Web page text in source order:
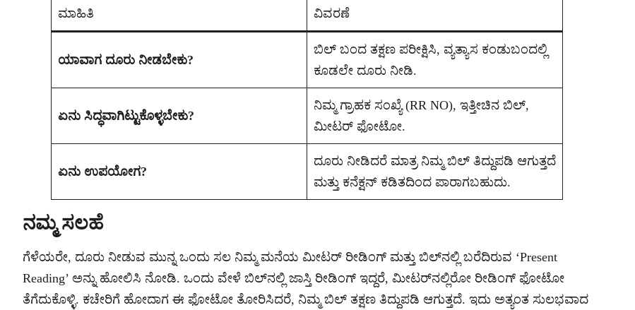
ಮಾಹಿತಿ ವಿವರಣೆ
ಯಾವಾಗ ದೂರು ನೀಡಬೇಕು?
ಬಿಲ್ ಬಂದ ತಕ್ಷಣ ಪರೀಕ್ಷಿಸಿ, ವ್ಯತ್ಯಾಸ ಕಂಡುಬಂದಲ್ಲಿ
ಕೂಡಲೇ ದೂರು ನೀಡಿ.
ಏನು ಸಿದ್ಧವಾಗಿಟ್ಟುಕೊಳ್ಳಬೇಕು?
ನಿಮ್ಮ ಗ್ರಾಹಕ ಸಂಖ್ಯೆ (RR NO), ಇತ್ತೀಚಿನ ಬಿಲ್,
ಮೀಟರ್ ಫೋಟೋ.
ಏನು ಉಪಯೋಗ?
ದೂರು ನೀಡಿದರೆ ಮಾತ್ರ ನಿಮ್ಮ ಬಿಲ್ ತಿದ್ದುಪಡಿ ಆಗುತ್ತದೆ
ಮತ್ತು ಕನೆಕ್ಷನ್ ಕಡಿತದಿಂದ ಪಾರಾಗಬಹುದು.
ನಮ್ಮ ಸಲಹೆ
ಗೆಳೆಯರೇ, ದೂರು ನೀಡುವ ಮುನ್ನ ಒಂದು ಸಲ ನಿಮ್ಮ ಮನೆಯ ಮೀಟರ್ ರೀಡಿಂಗ್ ಮತ್ತು ಬಿಲ್‌ನಲ್ಲಿ ಬರೆದಿರುವ ‘Present
Reading’ ಅನ್ನು ಹೋಲಿಸಿ ನೋಡಿ. ಒಂದು ವೇಳೆ ಬಿಲ್‌ನಲ್ಲಿ ಜಾಸ್ತಿ ರೀಡಿಂಗ್ ಇದ್ದರೆ, ಮೀಟರ್‌ನಲ್ಲಿರೋ ರೀಡಿಂಗ್ ಫೋಟೋ
ತೆಗೆದುಕೊಳ್ಳಿ. ಕಚೇರಿಗೆ ಹೋದಾಗ ಈ ಫೋಟೋ ತೋರಿಸಿದರೆ, ನಿಮ್ಮ ಬಿಲ್ ತಕ್ಷಣ ತಿದ್ದುಪಡಿ ಆಗುತ್ತದೆ. ಇದು ಅತ್ಯಂತ ಸುಲಭವಾದ